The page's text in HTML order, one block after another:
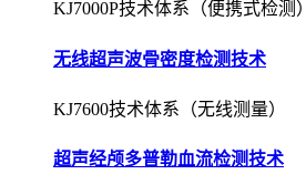
KJ7000P技术体系（便携式检测）
无线超声波骨密度检测技术
KJ7600技术体系（无线测量）
超声经颅多普勒血流检测技术